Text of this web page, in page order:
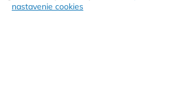
nastavenie cookies